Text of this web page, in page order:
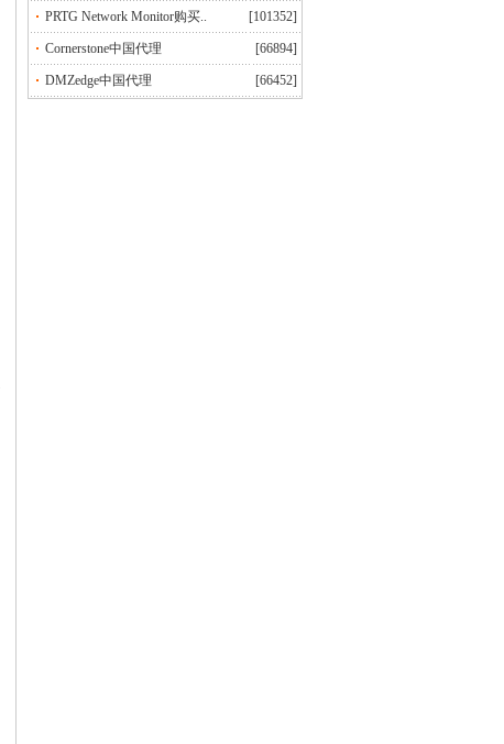
PRTG Network Monitor购买.. [101352]
Cornerstone中国代理 [66894]
DMZedge中国代理 [66452]